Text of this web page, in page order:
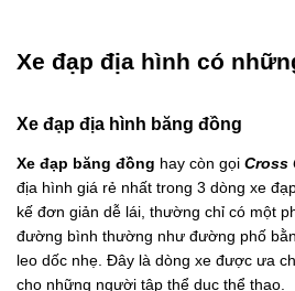
Xe đạp địa hình có
Xe đạp địa hình băng đồng
Xe đạp băng đồng hay còn gọi Cross
địa hình giá rẻ nhất trong 3 dòng xe
kế đơn giản dễ lái, thường chỉ có một
đường bình thường như đường phố
leo dốc nhẹ. Đây là dòng xe được ưa
cho những người tập thể dục thể thao.